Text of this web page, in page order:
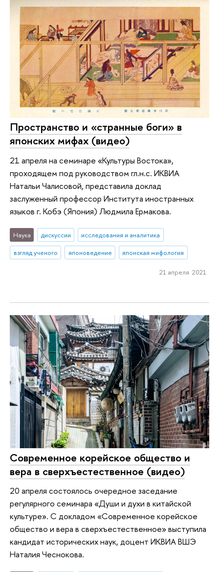
Пространство и «странные боги» в
японских мифах (видео)
21 апреля на семинаре «Культуры Востока»,
проходящем под руководством гл.н.с. ИКВИА
Натальи Чалисовой, представила доклад
заслуженный профессор Института иностранных
языков г. Кобэ (Япония) Людмила Ермакова.
Наука дискуссии
исследования и аналитика
взгляд ученого
японоведение японская мифология
21 апреля 2021
Современное корейское общество и
вера в сверхъестественное (видео)
20 апреля состоялось очередное заседание
регулярного семинара «Души и духи в китайской
культуре». С докладом «Современное корейское
общество и вера в сверхъестественное» выступила
кандидат исторических наук, доцент ИКВИА ВШЭ
Наталия Чеснокова.